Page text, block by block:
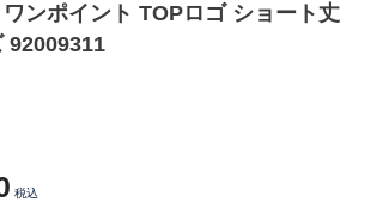
ンポイント TOPロゴ ショート丈
92009311
税込